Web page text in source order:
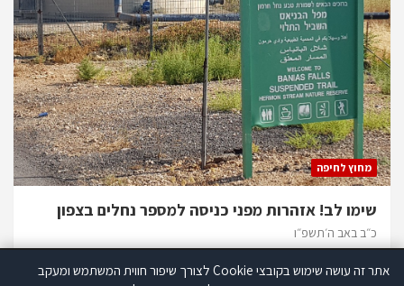
מחוץ לחיפה
שימו לב! אזהרות מפני כניסה למספר נחלים בצפון
כ״ב באב ה׳תשפ״ו
אתר זה עושה שימוש בקובצי Cookie לצורך שיפור חווית המשתמש ומעקב
אתר זה עושה שימוש בקוקיז לצורך שיפור חווית המשתמש ומעקב סטטיסטי.